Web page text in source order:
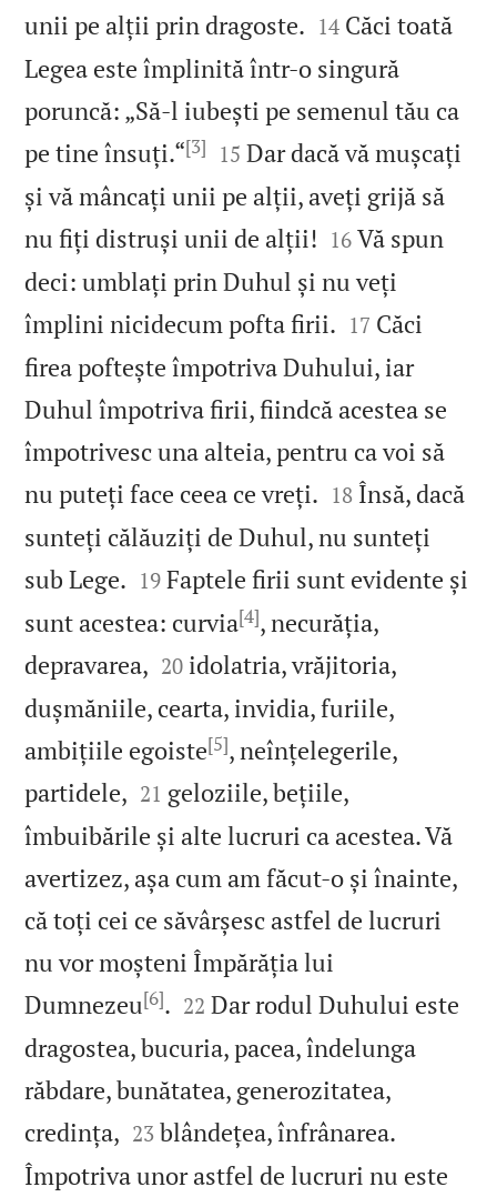
unii pe alții prin dragoste. 

14 Căci toată
Legea este împlinită într‑o singură
poruncă: „Să‑l iubești pe semenul tău ca
pe tine însuți.“[3] 

15 Dar dacă vă mușcați
și vă mâncați unii pe alții, aveți grijă să
nu fiți distruși unii de alții! 

16 Vă spun
deci: umblați prin Duhul și nu veți
împlini nicidecum pofta firii. 

17 Căci
firea poftește împotriva Duhului, iar
Duhul împotriva firii, fiindcă acestea se
împotrivesc una alteia, pentru ca voi să
nu puteți face ceea ce vreți. 

18 Însă, dacă
sunteți călăuziți de Duhul, nu sunteți
sub Lege. 

19 Faptele firii sunt evidente și
sunt acestea: curvia[4], necurăția,
depravarea, 

20 idolatria, vrăjitoria,
dușmăniile, cearta, invidia, furiile,
ambițiile egoiste[5], neînțelegerile,
partidele, 

21 geloziile, bețiile,
îmbuibările și alte lucruri ca acestea. Vă
avertizez, așa cum am făcut‑o și înainte,
că toți cei ce săvârșesc astfel de lucruri
nu vor moșteni Împărăția lui
Dumnezeu[6]. 

22 Dar rodul Duhului este
dragostea, bucuria, pacea, îndelunga
răbdare, bunătatea, generozitatea,
credința, 

23 blândețea, înfrânarea.
Împotriva unor astfel de lucruri nu este